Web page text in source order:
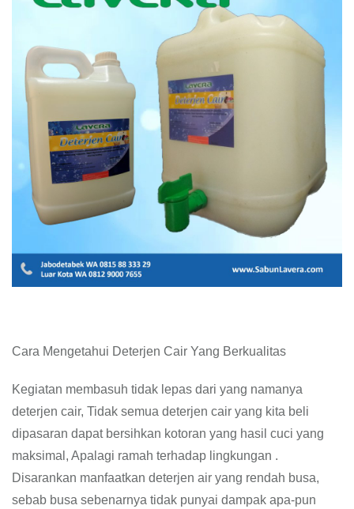
Cara Mengetahui Deterjen Cair Yang Berkualitas
Kegiatan membasuh tidak lepas dari yang namanya
deterjen cair, Tidak semua deterjen cair yang kita beli
dipasaran dapat bersihkan kotoran yang hasil cuci yang
maksimal, Apalagi ramah terhadap lingkungan .
Disarankan manfaatkan deterjen air yang rendah busa,
sebab busa sebenarnya tidak punyai dampak apa-pun